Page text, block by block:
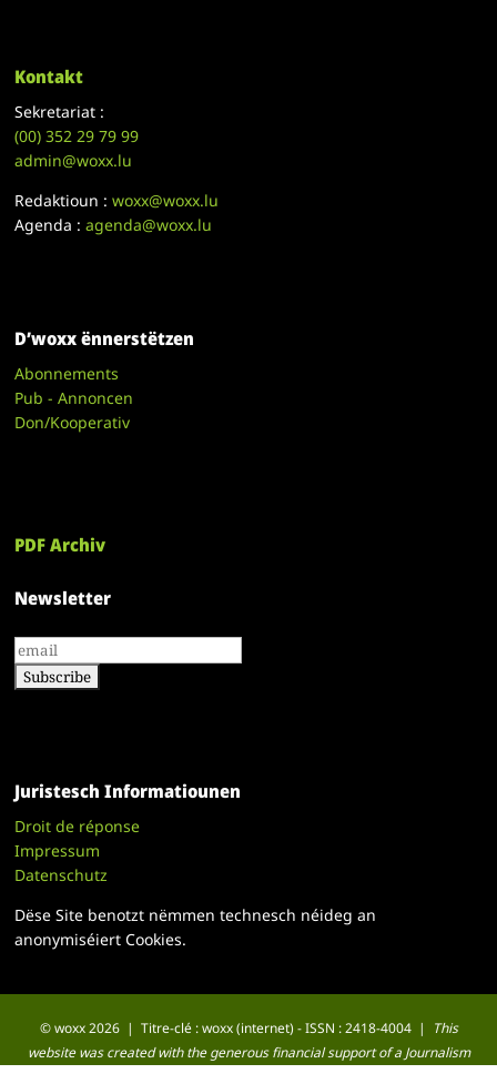
Kontakt
Sekretariat :
(00)352 29 79 99
admin@woxx.lu
Redaktioun :woxx@woxx.lu
Agenda :agenda@woxx.lu
D’woxx ënnerstëtzen
Abonnements
Pub - Annoncen
Don/Kooperativ
PDF Archiv
Newsletter
Juristesch Informatiounen
Droit de réponse
Impressum
Datenschutz
Dëse Site benotzt nëmmen technesch néideg an
anonymiséiert Cookies.
© woxx 2026 | Titre-clé : woxx (internet) - ISSN : 2418-4004 |
This
website was created with the generous financial support of a Journalism